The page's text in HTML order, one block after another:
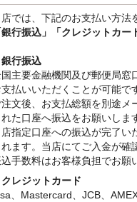
では、下記のお支払い方法
行振込」
「クレジットカ
行振込
主要金融機関及び郵便局窓
払いいただくことが可能で
文後、お支払総額を別途メ
た口座へ振込をお願いしま
指定口座への振込が完了い
ます。当店にてご入金が確
手数料はお客様負担でお願
レジットカード
、Mastercard、JCB、